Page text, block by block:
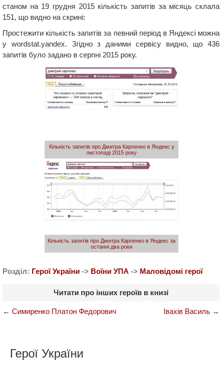
станом на 19 грудня 2015 кількість запитів за місяць склала
151, що видно на скрині:
Простежити кількість запитів за певний період в Яндексі можна
у wordstat.yandex. Згідно з даними сервісу видно, що 436
запитів було задано в серпні 2015 року.
Кількість запитів про Дмитра Карпенко в Яндекс у
листопаді 2015 року
Кількість запитів про Дмитра Карпенко в Яндекс за
останні два роки
Розділ: Герої України -> Воїни УПА -> Маловідомі герої
Читати про інших героїв в книзі
← Симиренко Платон Федорович Івахів Василь →
Герої України